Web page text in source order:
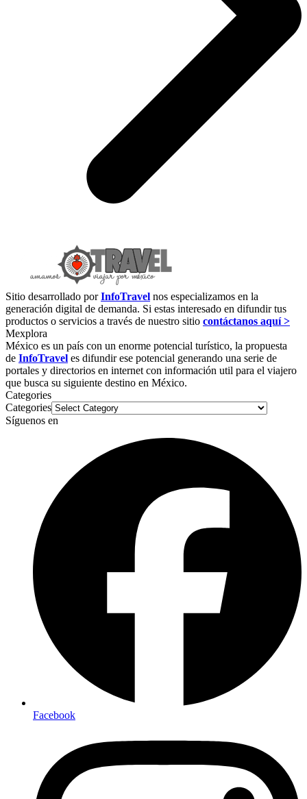
Sitio desarrollado porInfoTravel nos especializamos en la
generación digital de demanda. Si estas interesado en difundir tus
productos o servicios a través de nuestro sitio contáctanos aquí >
Mexplora
México es un país con un enorme potencial turístico, la propuesta
de InfoTravel es difundir ese potencial generando una serie de
portales y directorios en internet con información util para el viajero
que busca su siguiente destino en México.
Categories
Categories
Síguenos en
Facebook